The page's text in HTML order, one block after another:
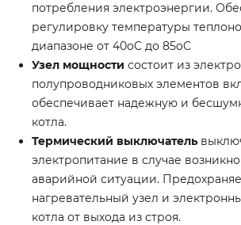
потребления электроэнергии.
регулировку температуры
диапазоне от 40oC до 85oC
Узел мощности состоит из
полупроводниковых элементов
обеспечивает надежную и
котла.
Термический выключатель
электропитание в случае
аварийной ситуации.
нагревательный узел и
котла от выхода из строя.